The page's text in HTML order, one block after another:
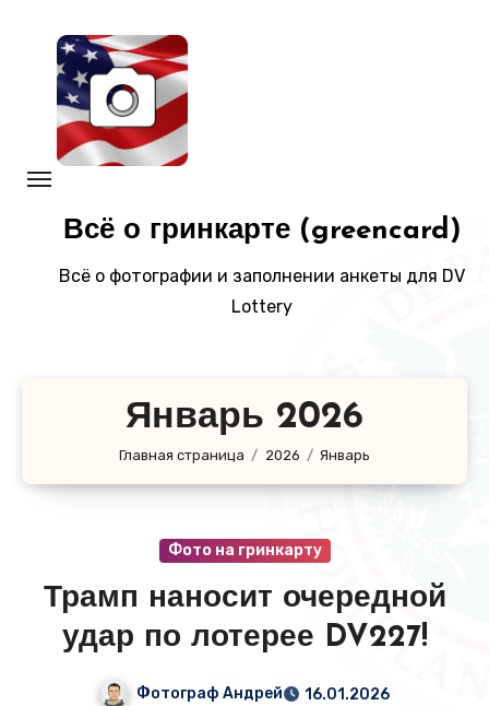
содержанию
Всё о гринкарте (greencard)
Всё о фотографии и заполнении анкеты для DV
Lottery
Январь 2026
Главная страница 2026 Январь
Фото на гринкарту
Трамп наносит очередной
удар по лотерее DV227!
Фотограф Андрей
16.01.2026